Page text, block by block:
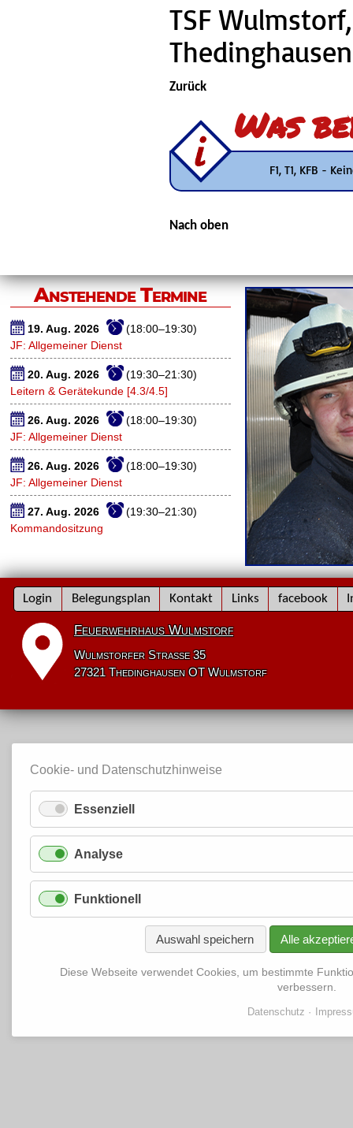
TSF
Thedinghausen
Zurück
Was
F1, T1, KFB -
Nach oben
Anstehende Termine
19. Aug. 2026
(18:00–19:30)
JF: Allgemeiner Dienst
20. Aug. 2026
(19:30–21:30)
Leitern & Gerätekunde [4.3/4.5]
26. Aug. 2026
(18:00–19:30)
JF: Allgemeiner Dienst
26. Aug. 2026
(18:00–19:30)
JF: Allgemeiner Dienst
27. Aug. 2026
(19:30–21:30)
Kommandositzung
Navigation
überspringen
Login Belegungsplan Kontakt Links facebook
Feuerwehrhaus Wulmstorf
Wulmstorfer Straße 35
27321 Thedinghausen OT Wulmstorf
Cookie- und Datenschutzhinweise
Essenziell
Analyse
Funktionell
Auswahl speichern Alle
Diese Webseite verwendet Cookies, um bestimmte
verbessern.
Datenschutz